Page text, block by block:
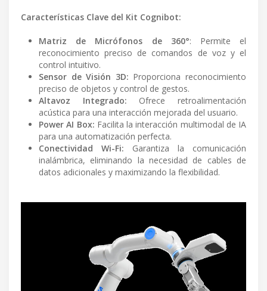
Características Clave del Kit Cognibot:
Matriz de Micrófonos de 360°: Permite el
reconocimiento preciso de comandos de voz y el
control intuitivo.
Sensor de Visión 3D: Proporciona reconocimiento
preciso de objetos y control de gestos.
Altavoz Integrado: Ofrece retroalimentación
acústica para una interacción mejorada del usuario.
Power AI Box: Facilita la interacción multimodal de IA
para una automatización perfecta.
Conectividad Wi-Fi: Garantiza la comunicación
inalámbrica, eliminando la necesidad de cables de
datos adicionales y maximizando la flexibilidad.